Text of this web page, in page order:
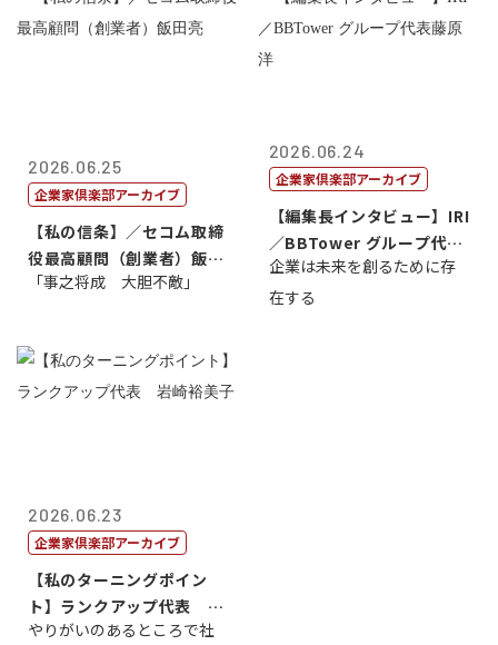
2026.06.25
企業家倶楽部アーカイブ
【私の信条】／セコム取締
役最高顧問（創業者）飯田
亮
「事之将成 大胆不敵」
2026.06.24
企業家倶楽部アーカイブ
【編集長インタビュー】IRI
／BBTower グループ代表
藤...
企業は未来を創るために存
在する
2026.06.23
企業家倶楽部アーカイブ
【私のターニングポイン
ト】ランクアップ代表 岩
崎裕美子
やりがいのあるところで社